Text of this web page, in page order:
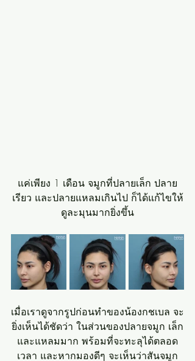
แค่เพียง 1 เดือน จมูกที่ปลายเล็ก ปลาย
เรียว และปลายแหลมเกินไป ก็ได้แก้ไขให้
ดูละมุนมากยิ่งขึ้น
เมื่อเราดูจากรูปก่อนทำของน้องกชเบล จะ
ยิ่งเห็นได้ชัดว่า ในส่วนของปลายจมูก เล็ก
และแหลมมาก พร้อมที่จะทะลุได้ตลอด
เวลา และหากมองดีๆ จะเห็นว่าสันจมูก